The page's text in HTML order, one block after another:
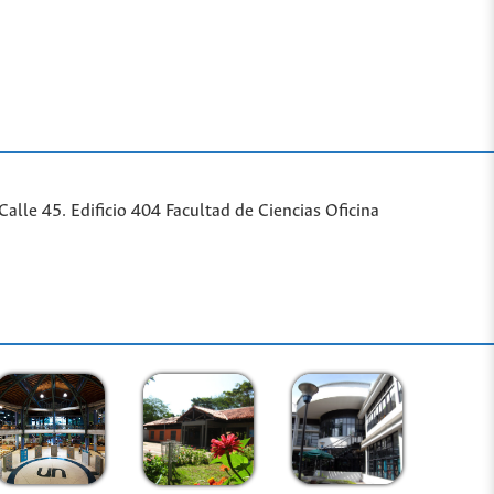
45. Edificio 404 Facultad de Ciencias Oficina